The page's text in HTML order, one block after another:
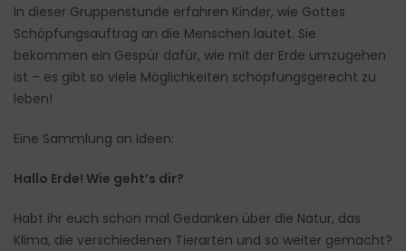
In dieser Gruppenstunde erfahren Kinder, wie Gottes
Schöpfungsauftrag an die Menschen lautet. Sie
bekommen ein Gespür dafür, wie mit der Erde umzugehen
ist – es gibt so viele Möglichkeiten schöpfungsgerecht zu
leben!
Eine Sammlung an Ideen:
Hallo Erde! Wie geht’s dir?
Habt ihr euch schon mal Gedanken über die Natur, das
Klima, die verschiedenen Tierarten und so weiter gemacht?